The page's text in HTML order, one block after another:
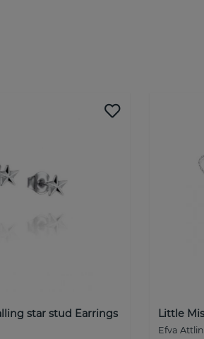
star stud Earrings
Little
Efva